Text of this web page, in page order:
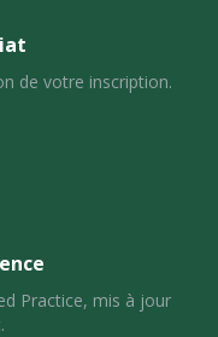
de votre inscription.
Practice, mis à jour